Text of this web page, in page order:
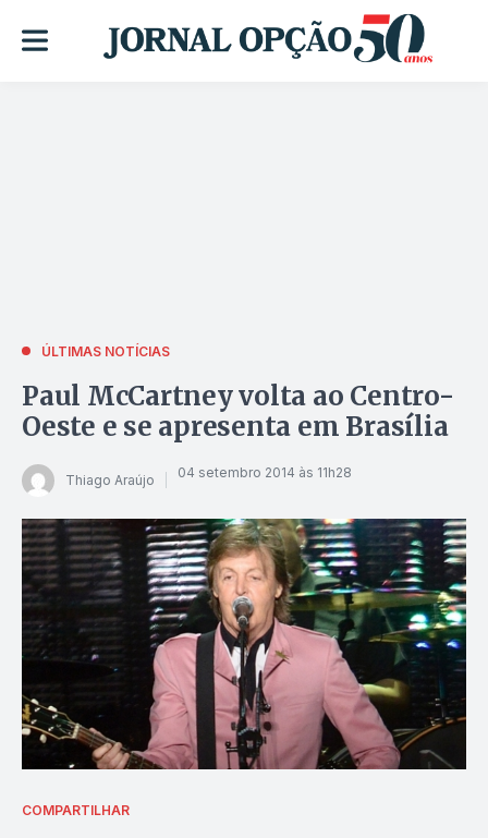
ÚLTIMAS NOTÍCIAS
Paul McCartney volta ao Centro-
Oeste e se apresenta em Brasília
Thiago Araújo 04 setembro 2014 às 11h28
COMPARTILHAR